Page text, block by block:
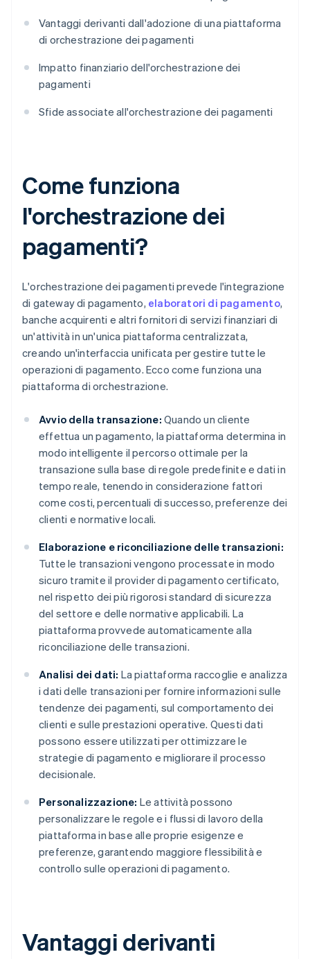
Vantaggi derivanti dall'adozione di una piattaforma
di orchestrazione dei pagamenti
Impatto finanziario dell'orchestrazione dei
pagamenti
Sfide associate all'orchestrazione dei pagamenti
Come funziona
l'orchestrazione dei
pagamenti?
L'orchestrazione dei pagamenti prevede l'integrazione
di gateway di pagamento, elaboratori di pagamento,
banche acquirenti e altri fornitori di servizi finanziari di
un'attività in un'unica piattaforma centralizzata,
creando un'interfaccia unificata per gestire tutte le
operazioni di pagamento. Ecco come funziona una
piattaforma di orchestrazione.
Avvio della transazione: Quando un cliente
effettua un pagamento, la piattaforma determina in
modo intelligente il percorso ottimale per la
transazione sulla base di regole predefinite e dati in
tempo reale, tenendo in considerazione fattori
come costi, percentuali di successo, preferenze dei
clienti e normative locali.
Elaborazione e riconciliazione delle transazioni:
Tutte le transazioni vengono processate in modo
sicuro tramite il provider di pagamento certificato,
nel rispetto dei più rigorosi standard di sicurezza
del settore e delle normative applicabili. La
piattaforma provvede automaticamente alla
riconciliazione delle transazioni.
Analisi dei dati: La piattaforma raccoglie e analizza
i dati delle transazioni per fornire informazioni sulle
tendenze dei pagamenti, sul comportamento dei
clienti e sulle prestazioni operative. Questi dati
possono essere utilizzati per ottimizzare le
strategie di pagamento e migliorare il processo
decisionale.
Personalizzazione: Le attività possono
personalizzare le regole e i flussi di lavoro della
piattaforma in base alle proprie esigenze e
preferenze, garantendo maggiore flessibilità e
controllo sulle operazioni di pagamento.
Vantaggi derivanti